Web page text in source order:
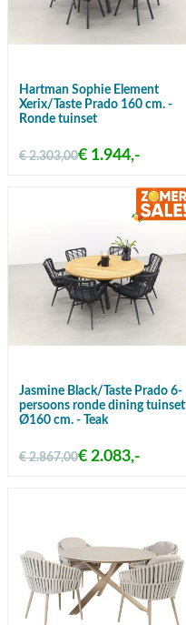
Hartman Sophie Element
Xerix/Taste Prado 160 cm. -
Ronde tuinset
€ 2.303,00€ 1.944,-
Jasmine Black/Taste Prado 6-
persoons ronde dining tuinset
Ø160 cm. - Teak
€ 2.867,00€ 2.083,-